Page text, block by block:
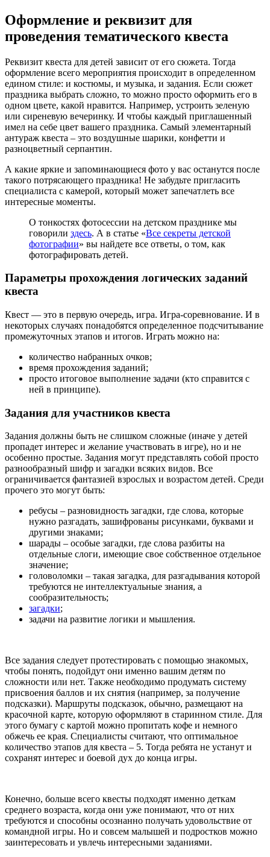
Оформление и реквизит для
проведения тематического квеста
Реквизит квеста для детей зависит от его сюжета. Тогда
оформление всего мероприятия происходит в определенном
едином стиле: и костюмы, и музыка, и задания. Если сюжет
праздника выбрать сложно, то можно просто оформить его в
одном цвете, какой нравится. Например, устроить зеленую
или сиреневую вечеринку. И чтобы каждый приглашенный
имел на себе цвет вашего праздника. Самый элементарный
антураж квеста – это воздушные шарики, конфетти и
разноцветный серпантин.
А какие яркие и запоминающиеся фото у вас останутся после
такого потрясающего праздника! Не забудьте пригласить
специалиста с камерой, который может запечатлеть все
интересные моменты.
О тонкостях фотосессии на детском празднике мы
говорили здесь. А в статье «Все секреты детской
фотографии» вы найдете все ответы, о том, как
фотографировать детей.
Параметры прохождения логических заданий
квеста
Квест — это в первую очередь, игра. Игра-соревнование. И в
некоторых случаях понадобятся определенное подсчитывание
промежуточных этапов и итогов. Играть можно на:
количество набранных очков;
время прохождения заданий;
просто итоговое выполнение задачи (кто справится с
ней в принципе).
Задания для участников квеста
Задания должны быть не слишком сложные (иначе у детей
пропадет интерес и желание участвовать в игре), но и не
особенно простые. Задания могут представлять собой просто
разнообразный шифр и загадки всяких видов. Все
ограничивается фантазией взрослых и возрастом детей. Среди
прочего это могут быть:
ребусы – разновидность загадки, где слова, которые
нужно разгадать, зашифрованы рисунками, буквами и
другими знаками;
шарады – особые загадки, где слова разбиты на
отдельные слоги, имеющие свое собственное отдельное
значение;
головоломки – такая загадка, для разгадывания которой
требуются не интеллектуальные знания, а
сообразительность;
загадки;
задачи на развитие логики и мышления.
Все задания следует протестировать с помощью знакомых,
чтобы понять, подойдут они именно вашим детям по
сложности или нет. Также необходимо продумать систему
присвоения баллов и их снятия (например, за получение
подсказки). Маршруты подсказок, обычно, размещают на
красочной карте, которую оформляют в старинном стиле. Для
этого бумагу с картой можно пропитать кофе и немного
обжечь ее края. Специалисты считают, что оптимальное
количество этапов для квеста – 5. Тогда ребята не устанут и
сохранят интерес и боевой дух до конца игры.
Конечно, больше всего квесты подходят именно деткам
среднего возраста, когда они уже понимают, что от них
требуются и способны осознанно получать удовольствие от
командной игры. Но и совсем малышей и подростков можно
заинтересовать и увлечь интересными заданиями.